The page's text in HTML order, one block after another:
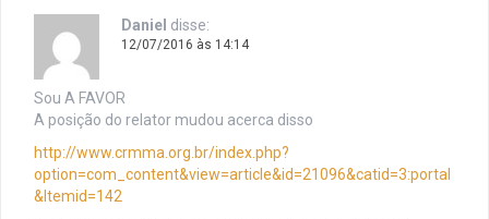
Daniel disse:
12/07/2016 às 14:14
Sou A FAVOR
A posição do relator mudou acerca disso
http://www.crmma.org.br/index.php?
option=com_content&view=article&id=21096&catid=3:portal
&Itemid=142